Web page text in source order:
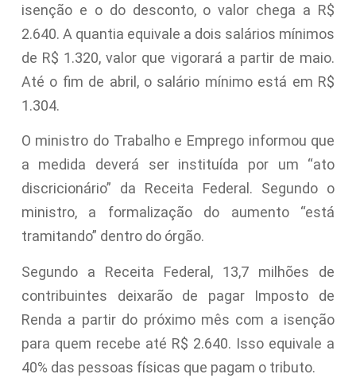
isenção e o do desconto, o valor chega a R$
2.640. A quantia equivale a dois salários mínimos
de R$ 1.320, valor que vigorará a partir de maio.
Até o fim de abril, o salário mínimo está em R$
1.304.
O ministro do Trabalho e Emprego informou que
a medida deverá ser instituída por um “ato
discricionário” da Receita Federal. Segundo o
ministro, a formalização do aumento “está
tramitando” dentro do órgão.
Segundo a Receita Federal, 13,7 milhões de
contribuintes deixarão de pagar Imposto de
Renda a partir do próximo mês com a isenção
para quem recebe até R$ 2.640. Isso equivale a
40% das pessoas físicas que pagam o tributo.